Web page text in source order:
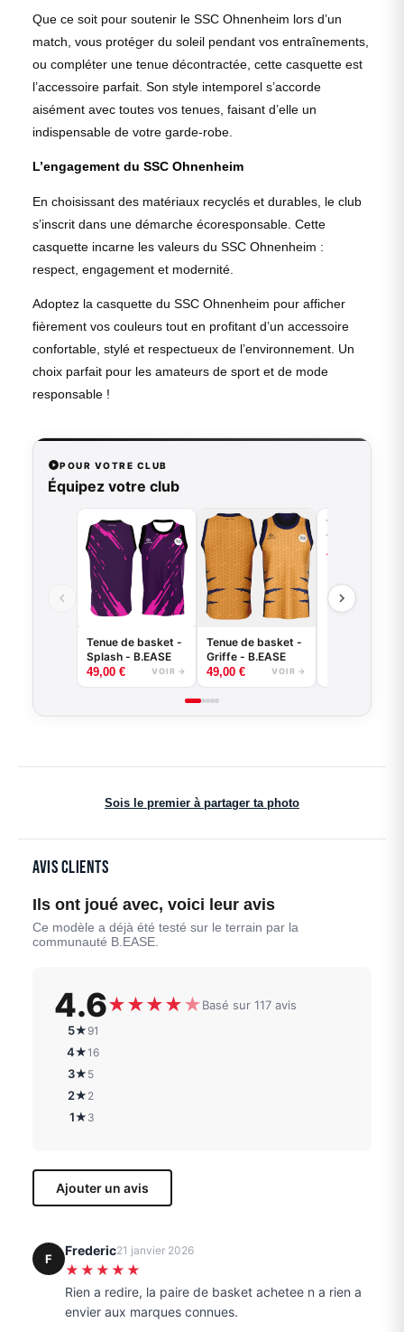
Que ce soit pour soutenir le SSC Ohnenheim lors d’un
match, vous protéger du soleil pendant vos entraînements,
ou compléter une tenue décontractée, cette casquette est
l’accessoire parfait. Son style intemporel s’accorde
aisément avec toutes vos tenues, faisant d’elle un
indispensable de votre garde-robe.
L’engagement du SSC Ohnenheim
En choisissant des matériaux recyclés et durables, le club
s’inscrit dans une démarche écoresponsable. Cette
casquette incarne les valeurs du SSC Ohnenheim :
respect, engagement et modernité.
Adoptez la casquette du SSC Ohnenheim pour afficher
fièrement vos couleurs tout en profitant d’un accessoire
confortable, stylé et respectueux de l’environnement. Un
choix parfait pour les amateurs de sport et de mode
responsable !
POUR VOTRE CLUB
Équipez votre club
Tenue de basket -
Splash - B.EASE
49,00 € VOIR →
Tenue de basket -
Griffe - B.EASE
49,00 € VOIR →
Tenue de
Tiger - B.EASE
49,00
Sois le premier à partager ta photo
Avis clients
Ils ont joué avec, voici leur avis
Ce modèle a déjà été testé sur le terrain par la
communauté B.EASE.
4.6★★★★★Basé sur 117 avis
5★ 91
4★16
3★ 5
2★ 2
1★ 3
Ajouter un avis
F
Frederic21 janvier 2026
★★★★★
Rien a redire, la paire de basket achetee n a rien a
envier aux marques connues.